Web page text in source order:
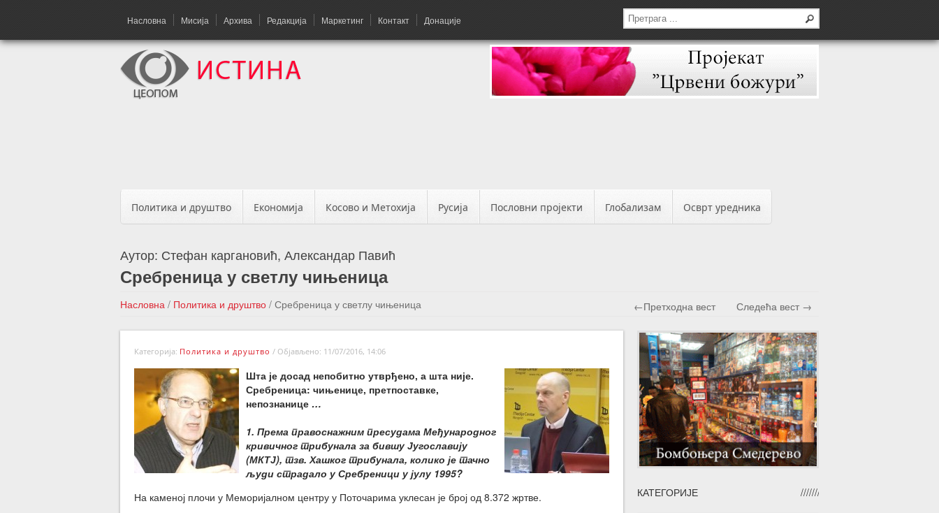
Насловна Мисија Архива Редакција Маркетинг Контакт Донације
Политика и друштво Економија Косово и Метохија Русија Пословни пројекти Глобализам Осврт уредника
Аутор: Стефан каргановић, Александар Павић
Сребреница у светлу чињеница
Насловна / Политика и друштво / Сребреница у светлу чињеница ←Претходна вест Следећа вест →
Категорија: Политика и друштво / Објављено: 11/07/2016, 14:06
Шта је досад непобитно утврђено, а шта није.
Сребреница: чињенице, претпоставке,
непознанице …
1. Према правоснажним пресудама Међународног
кривичног трибунала за бившу Југославију
(МКТЈ), тзв. Хашког трибунала, колико је тачно
људи страдало у Сребреници у јулу 1995?
На каменој плочи у Меморијалном центру у Поточарима уклесан је број од 8.372 жртве.
КАТЕГОРИЈЕ